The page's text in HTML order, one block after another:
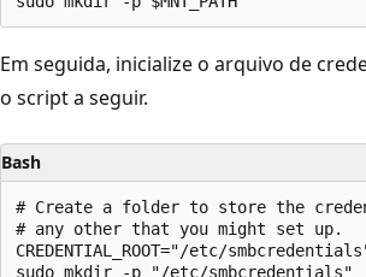
Em seguida, inicialize o arquivo de
o script a seguir.
Bash
# Create a folder to store the
# any other that you might set up.
CREDENTIAL_ROOT="/etc/
sudo mkdir -p "/etc/smbcredentials"